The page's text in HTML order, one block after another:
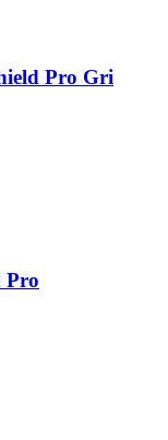
Pro Gri
Pro